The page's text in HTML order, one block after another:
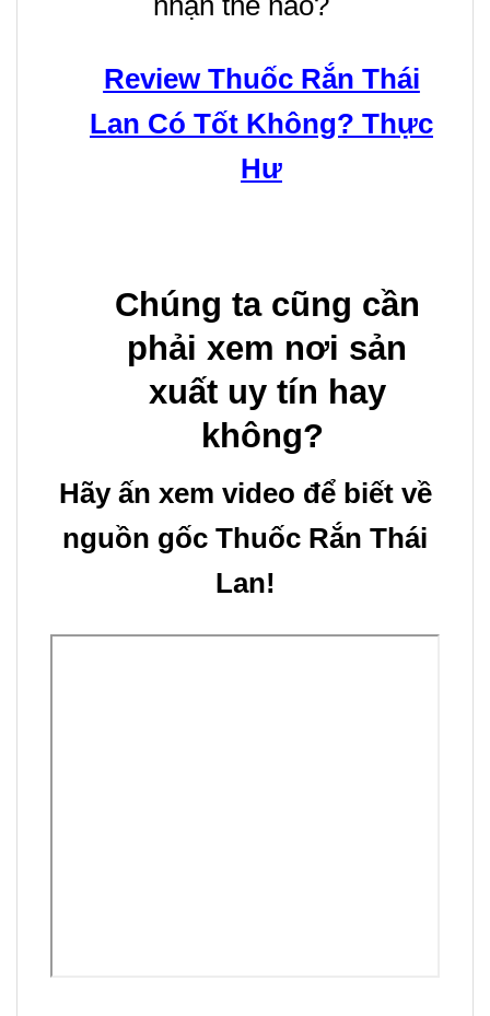
Review Thuốc Rắn Thái
Lan Có Tốt Không? Thực
Hư
Chúng ta cũng cần
phải xem nơi sản
xuất uy tín hay
không?
Hãy ấn xem video để biết về
nguồn gốc Thuốc Rắn Thái
Lan!